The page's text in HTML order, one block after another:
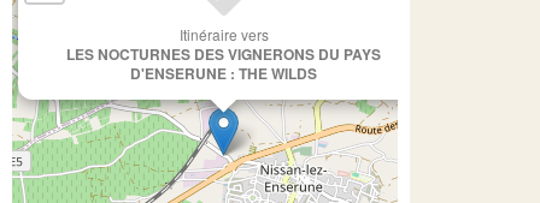
Itinéraire vers
LES NOCTURNES DES VIGNERONS DU PAYS
D'ENSERUNE : THE WILDS